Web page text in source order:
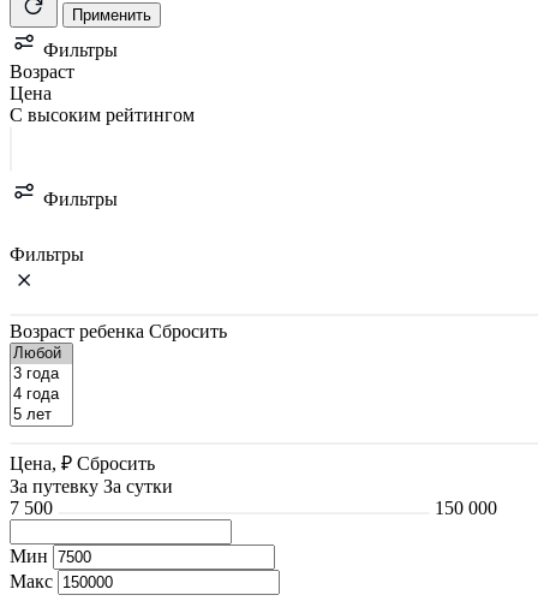
Применить
Фильтры
Возраст
Цена
С высоким рейтингом
Фильтры
Фильтры
Возраст ребенка Сбросить
Цена, ₽ Сбросить
За путевку За сутки
7 500
150 000
Мин
Макс